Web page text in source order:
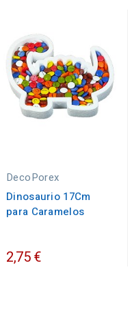
DecoPorex
Dinosaurio 17Cm
para Caramelos
2,75 €